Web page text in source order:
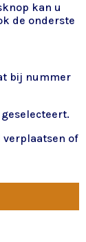
kan u
de onderste
bij nummer
verplaatsen of